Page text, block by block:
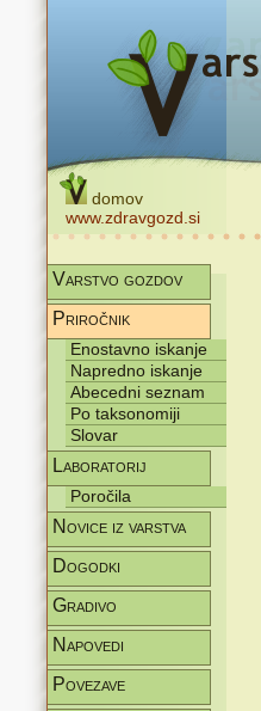
domov
www.zdravgozd.si
Varstvo gozdov
Priročnik
Enostavno iskanje
Napredno iskanje
Abecedni seznam
Po taksonomiji
Slovar
Laboratorij
Poročila
Novice iz varstva
Dogodki
Gradivo
Napovedi
Povezave